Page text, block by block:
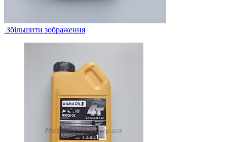
Збільшити зображення